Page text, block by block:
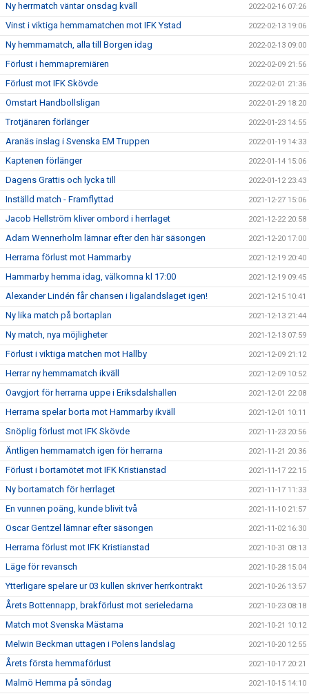
Ny herrmatch väntar onsdag kväll 2022-02-16 07:26
Vinst i viktiga hemmamatchen mot IFK Ystad 2022-02-13 19:06
Ny hemmamatch, alla till Borgen idag 2022-02-13 09:00
Förlust i hemmapremiären 2022-02-09 21:56
Förlust mot IFK Skövde 2022-02-01 21:36
Omstart Handbollsligan 2022-01-29 18:20
Trotjänaren förlänger 2022-01-23 14:55
Aranäs inslag i Svenska EM Truppen 2022-01-19 14:33
Kaptenen förlänger 2022-01-14 15:06
Dagens Grattis och lycka till 2022-01-12 23:43
Inställd match - Framflyttad 2021-12-27 15:06
Jacob Hellström kliver ombord i herrlaget 2021-12-22 20:58
Adam Wennerholm lämnar efter den här säsongen 2021-12-20 17:00
Herrarna förlust mot Hammarby 2021-12-19 20:40
Hammarby hemma idag, välkomna kl 17:00 2021-12-19 09:45
Alexander Lindén får chansen i ligalandslaget igen! 2021-12-15 10:41
Ny lika match på bortaplan 2021-12-13 21:44
Ny match, nya möjligheter 2021-12-13 07:59
Förlust i viktiga matchen mot Hallby 2021-12-09 21:12
Herrar ny hemmamatch ikväll 2021-12-09 10:52
Oavgjort för herrarna uppe i Eriksdalshallen 2021-12-01 22:08
Herrarna spelar borta mot Hammarby ikväll 2021-12-01 10:11
Snöplig förlust mot IFK Skövde 2021-11-23 20:56
Äntligen hemmamatch igen för herrarna 2021-11-21 20:36
Förlust i bortamötet mot IFK Kristianstad 2021-11-17 22:15
Ny bortamatch för herrlaget 2021-11-17 11:33
En vunnen poäng, kunde blivit två 2021-11-10 21:57
Oscar Gentzel lämnar efter säsongen 2021-11-02 16:30
Herrarna förlust mot IFK Kristianstad 2021-10-31 08:13
Läge för revansch 2021-10-28 15:04
Ytterligare spelare ur 03 kullen skriver herrkontrakt 2021-10-26 13:57
Årets Bottennapp, brakförlust mot serieledarna 2021-10-23 08:18
Match mot Svenska Mästarna 2021-10-21 10:12
Melwin Beckman uttagen i Polens landslag 2021-10-20 12:55
Årets första hemmaförlust 2021-10-17 20:21
Malmö Hemma på söndag 2021-10-15 14:10